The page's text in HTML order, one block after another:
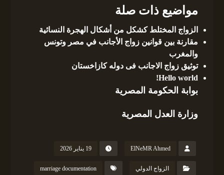
مواضيع ذات صلة
الزواج المختلط كشكل من أشكال الهجرة النسائية
مقارنة بين قوانين زواج الأجانب في مصر وتونس
والمغرب
توثيق زواج الاجانب فى دوله كازاخستان
Hello world!
بوابة الحكومة المصرية
وزارة العدل المصرية
ElNeMR Ahmed 19 يناير 2026
الزواج الدولي marriage documentation